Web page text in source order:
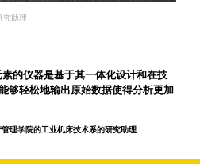
究助理
的仪器是基于其一体化设计和在技
够轻松地输出原始数据使得分析更加
理学院的工业机床技术系的研究助理